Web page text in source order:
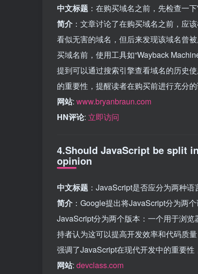
中文标题 ：在购买域名之前，先检查一
简介 ：文章讨论了在购买域名之前，应
看似无害的域名，但后来发现该域名曾
买域名前，使用工具如“Wayback
提到可以通过搜索引擎查看域名的历史
的重要性，提醒读者在购买前进行充分的
网站: www.bryanbraun.com
HN评论: 立即访问
4.Should JavaScript be split
opinion
中文标题 ：JavaScript是否应分为两种
简介 ：Google提出将JavaScript分为两
JavaScript分为两个版本：一个用于浏
持者认为这可以提高开发效率和代码质
强调了JavaScript在现代开发中的重要性
网站: devclass.com